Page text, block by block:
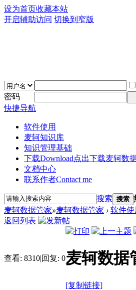
设为首页收藏本站
开启辅助访问 切换到窄版
密码
快捷导航
软件使用
麦轲知识库
知识管理基础
下载Download点出下载麦轲数
文档中心
联系作者Contact me
搜索 搜索
麦轲数据管家»麦轲数据管家 › 软件使
返回列表
查看: 8310|回复: 0麦轲数据
[复制链接]